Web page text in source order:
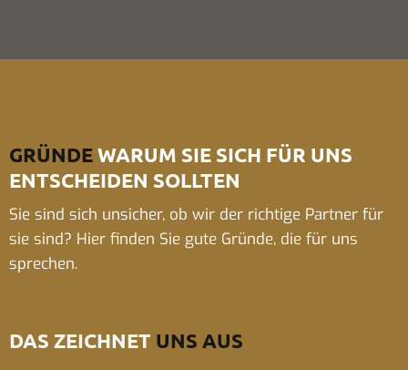
GRÜNDEWARUM SIE SICH FÜR UNS
ENTSCHEIDEN SOLLTEN
Sie sind sich unsicher, ob wir der richtige Partner für
sie sind? Hier finden Sie gute Gründe, die für uns
sprechen.
DAS ZEICHNET UNS AUS